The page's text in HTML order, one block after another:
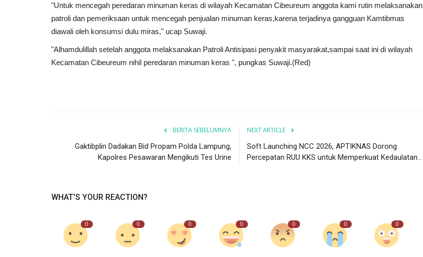
"Untuk mencegah peredaran minuman keras di wilayah Kecamatan Cibeureum anggota kami rutin melaksanakan
patroli dan pemeriksaan untuk mencegah penjualan minuman keras,karena terjadinya gangguan Kamtibmas
diawali oleh konsumsi dulu miras," ucap Suwaji.
"Alhamdulillah setelah anggota melaksanakan Patroli Antisipasi penyakit masyarakat,sampai saat ini di wilayah
Kecamatan Cibeureum nihil peredaran minuman keras ", pungkas Suwaji.(Red)
BERITA SEBELUMNYA
Gaktibplin Dadakan Bid Propam Polda Lampung,
Kapolres Pesawaran Mengikuti Tes Urine
NEXT ARTICLE
Soft Launching NCC 2026, APTIKNAS Dorong
Percepatan RUU KKS untuk Memperkuat Kedaulatan...
WHAT'S YOUR REACTION?
0 0 0 0 0 0 0